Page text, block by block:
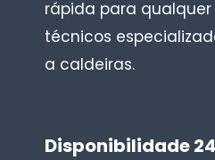
rápida para
técnicos
a caldeiras.
Disponibilidade